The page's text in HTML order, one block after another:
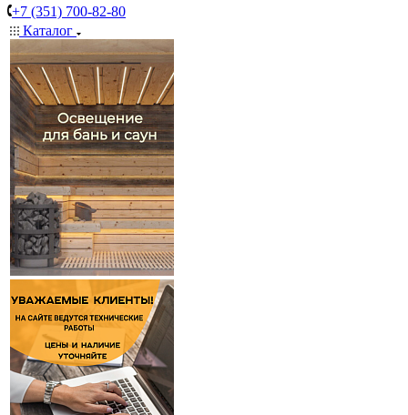
+7 (351) 700-82-80
Каталог